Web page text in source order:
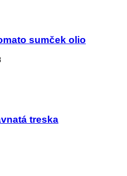
sumček olio
treska